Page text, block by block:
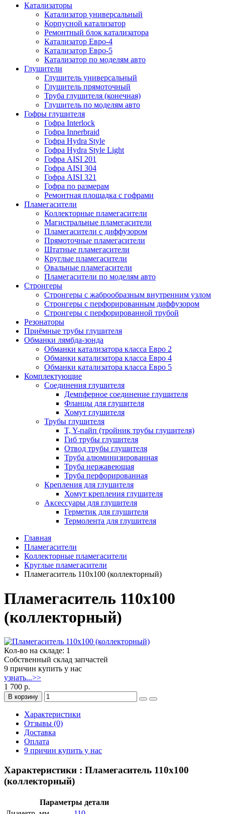
Катализаторы
Катализатор универсальный
Корпусной катализатор
Ремонтный блок катализатора
Катализатор Евро-4
Катализатор Евро-5
Катализатор по моделям авто
Глушители
Глушитель универсальный
Глушитель прямоточный
Труба глушителя (конечная)
Глушитель по моделям авто
Гофры глушителя
Гофра Interlock
Гофра Innerbraid
Гофра Hydra Style
Гофра Hydra Style Light
Гофра AISI 201
Гофра AISI 304
Гофра AISI 321
Гофра по размерам
Ремонтная площадка с гофрами
Пламегасители
Коллекторные пламегасители
Магистральные пламегасители
Пламегасители с диффузором
Прямоточные пламегасители
Штатные пламегасители
Круглые пламегасители
Овальные пламегасители
Пламегасители по моделям авто
Стронгеры
Стронгеры с жаброобразным внутренним узлом
Стронгеры с перфорированным диффузором
Стронгеры с перфорированной трубой
Резонаторы
Приёмные трубы глушителя
Обманки лямбда-зонда
Обманки катализатора класса Евро 2
Обманки катализатора класса Евро 4
Обманки катализатора класса Евро 5
Комплектующие
Соединения глушителя
Демпферное соединение глушителя
Фланцы для глушителя
Хомут глушителя
Трубы глушителя
T, Y-пайп (тройник трубы глушителя)
Гиб трубы глушителя
Отвод трубы глушителя
Труба алюминизированная
Труба нержавеющая
Труба перфорированная
Крепления для глушителя
Хомут крепления глушителя
Аксессуары для глушителя
Герметик для глушителя
Термолента для глушителя
Главная
Пламегасители
Коллекторные пламегасители
Круглые пламегасители
Пламегаситель 110x100 (коллекторный)
Пламегаситель 110x100
(коллекторный)
Кол-во на складе: 1
Собственный склад запчастей
9 причин купить у нас
узнать...>>
1 700 р.
В корзину
Характеристики
Отзывы (0)
Доставка
Оплата
9 причин купить у нас
Характеристики : Пламегаситель 110x100
(коллекторный)
Параметры детали